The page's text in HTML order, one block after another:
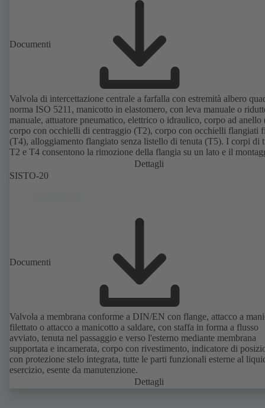
Documenti
Valvola di intercettazione centrale a farfalla con estremità albero
norma ISO 5211, manicotto in elastomero, con leva manuale o
manuale, attuatore pneumatico, elettrico o idraulico, corpo ad anello
corpo con occhielli di centraggio (T2), corpo con occhielli flangiati
(T4), alloggiamento flangiato senza listello di tenuta (T5). I corpi di
T2 e T4 consentono la rimozione della flangia su un lato e il
come valvola finale con controflangia. Collegamenti secondo EN,
e JIS.
Dettagli
SISTO-20
Documenti
Valvola a membrana conforme a DIN/EN con flange, attacco a
filettato o attacco a manicotto a saldare, con staffa in forma a flusso
avviato, tenuta nel passaggio e verso l'esterno mediante membrana
supportata e incamerata, corpo con rivestimento, indicatore di
con protezione stelo integrata, tutte le parti funzionali esterne al
esercizio, esente da manutenzione.
Dettagli